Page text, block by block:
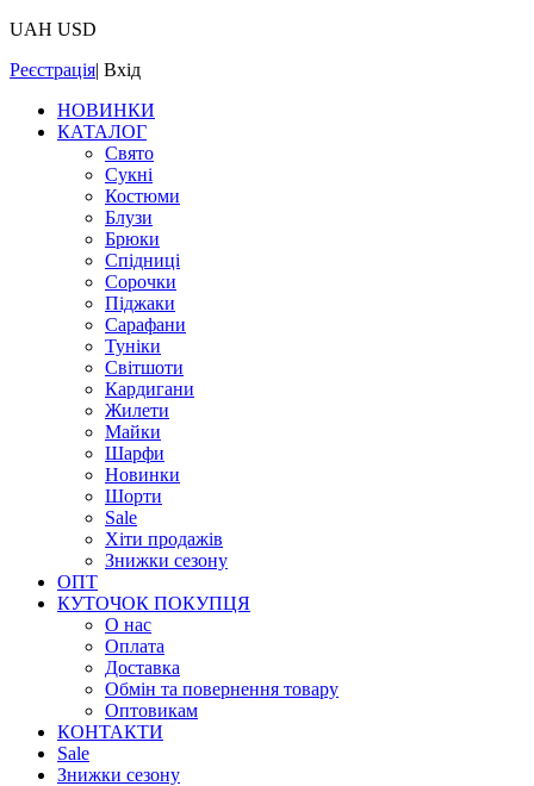
UAH USD
Реєстрація| Вхід
НОВИНКИ
КАТАЛОГ
Свято
Сукні
Костюми
Блузи
Брюки
Спідниці
Сорочки
Піджаки
Сарафани
Туніки
Світшоти
Кардигани
Жилети
Майки
Шарфи
Новинки
Шорти
Sale
Хіти продажів
Знижки сезону
ОПТ
КУТОЧОК ПОКУПЦЯ
О нас
Оплата
Доставка
Обмін та повернення товару
Оптовикам
КОНТАКТИ
Sale
Знижки сезону